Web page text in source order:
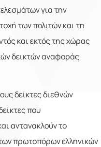
για την
των πολιτών και τη
και εκτός της χώρας
δεικτών αναφοράς
δείκτες διεθνών
που
αντανακλούν το
πρωτοπόρων ελληνικών